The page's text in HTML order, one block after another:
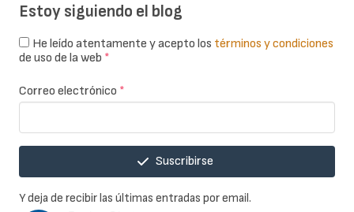
Estoy siguiendo el blog
He leído atentamente y acepto los términos y condiciones
de uso de la web *
Correo electrónico *
Suscribirse
Y deja de recibir las últimas entradas por email.